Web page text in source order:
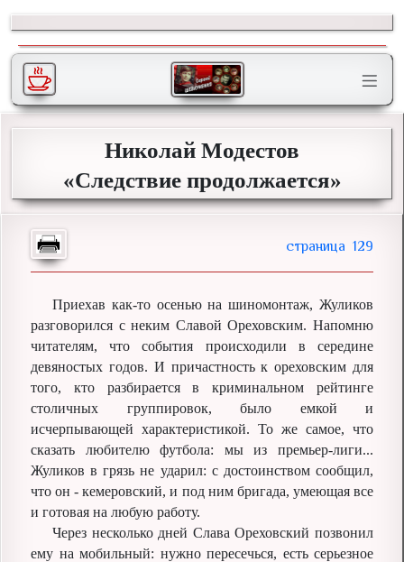
Николай Модестов
«Следствие продолжается»
129
Приехав как-то осенью на шиномонтаж, Жуликов
разговорился с неким Славой Ореховским. Напомню
читателям, что события происходили в середине
девяностых годов. И причастность к ореховским для
того, кто разбирается в криминальном рейтинге
столичных группировок, было емкой и
исчерпывающей характеристикой. То же самое, что
сказать любителю футбола: мы из премьер-лиги...
Жуликов в грязь не ударил: с достоинством сообщил,
что он - кемеровский, и под ним бригада, умеющая все
и готовая на любую работу.
Через несколько дней Слава Ореховский позвонил
ему на мобильный: нужно пересечься, есть серьезное